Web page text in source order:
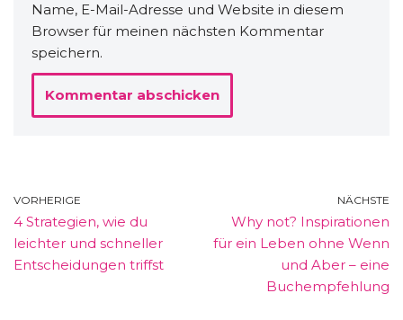
Name, E-Mail-Adresse und Website in diesem
Browser für meinen nächsten Kommentar
speichern.
VORHERIGE
4 Strategien, wie du
leichter und schneller
Entscheidungen triffst
NÄCHSTE
Why not? Inspirationen
für ein Leben ohne Wenn
und Aber – eine
Buchempfehlung